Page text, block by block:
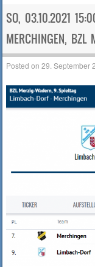
SO, 03.10.2021
MERCHINGEN, BZL
Posted on29. September